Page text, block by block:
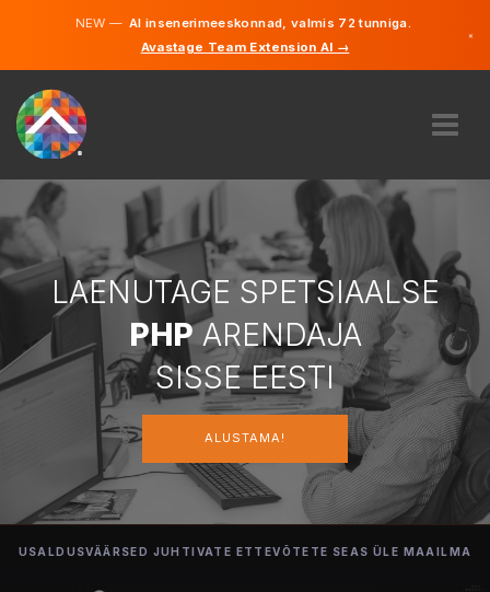
NEW —AI insenerimeeskonnad, valmis 72 tunniga.
Avastage Team Extension AI →
×
MEIST
EKSPERTIIS
KUIDAS SEE TÖÖTAB
KARJÄÄR
PALKAMA
EESTI
ALUSTAMA
LAENUTAGE SPETSIAALSE
PHPARENDAJA
SISSE EESTI
ALUSTAMA!
USALDUSVÄÄRSED JUHTIVATE ETTEVÕTETE SEAS ÜLE MAAILMA